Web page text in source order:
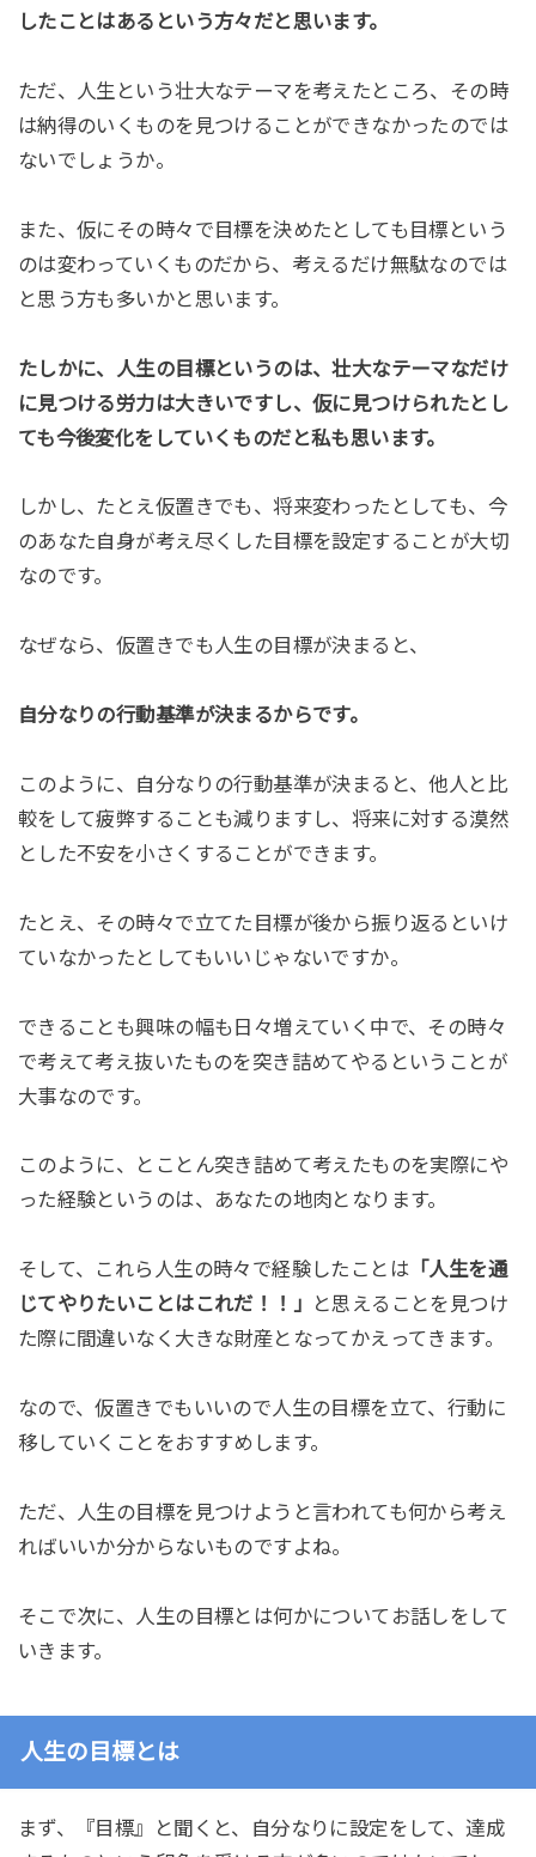
したことはあるという方々だと思います。
ただ、人生という壮大なテーマを考えたところ、その時
は納得のいくものを見つけることができなかったのでは
ないでしょうか。
また、仮にその時々で目標を決めたとしても目標という
のは変わっていくものだから、考えるだけ無駄なのでは
と思う方も多いかと思います。
たしかに、人生の目標というのは、壮大なテーマなだけ
に見つける労力は大きいですし、仮に見つけられたとし
ても今後変化をしていくものだと私も思います。
しかし、たとえ仮置きでも、将来変わったとしても、今
のあなた自身が考え尽くした目標を設定することが大切
なのです。
なぜなら、仮置きでも人生の目標が決まると、
自分なりの行動基準が決まるからです。
このように、自分なりの行動基準が決まると、他人と比
較をして疲弊することも減りますし、将来に対する漠然
とした不安を小さくすることができます。
たとえ、その時々で立てた目標が後から振り返るといけ
ていなかったとしてもいいじゃないですか。
できることも興味の幅も日々増えていく中で、その時々
で考えて考え抜いたものを突き詰めてやるということが
大事なのです。
このように、とことん突き詰めて考えたものを実際にや
った経験というのは、あなたの地肉となります。
そして、これら人生の時々で経験したことは 「人生を通
じてやりたいことはこれだ！！」
と思えることを見つけ
た際に間違いなく大きな財産となってかえってきます。
なので、仮置きでもいいので人生の目標を立て、行動に
移していくことをおすすめします。
ただ、人生の目標を見つけようと言われても何から考え
ればいいか分からないものですよね。
そこで次に、人生の目標とは何かについてお話しをして
いきます。
人生の目標とは
まず、『目標』と聞くと、自分なりに設定をして、達成